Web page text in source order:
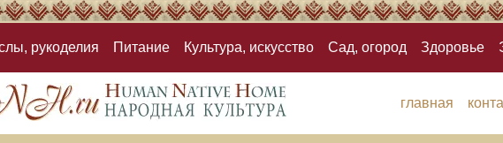
рукоделия Питание Культура, искусство Сад, огород Здоровье
главная